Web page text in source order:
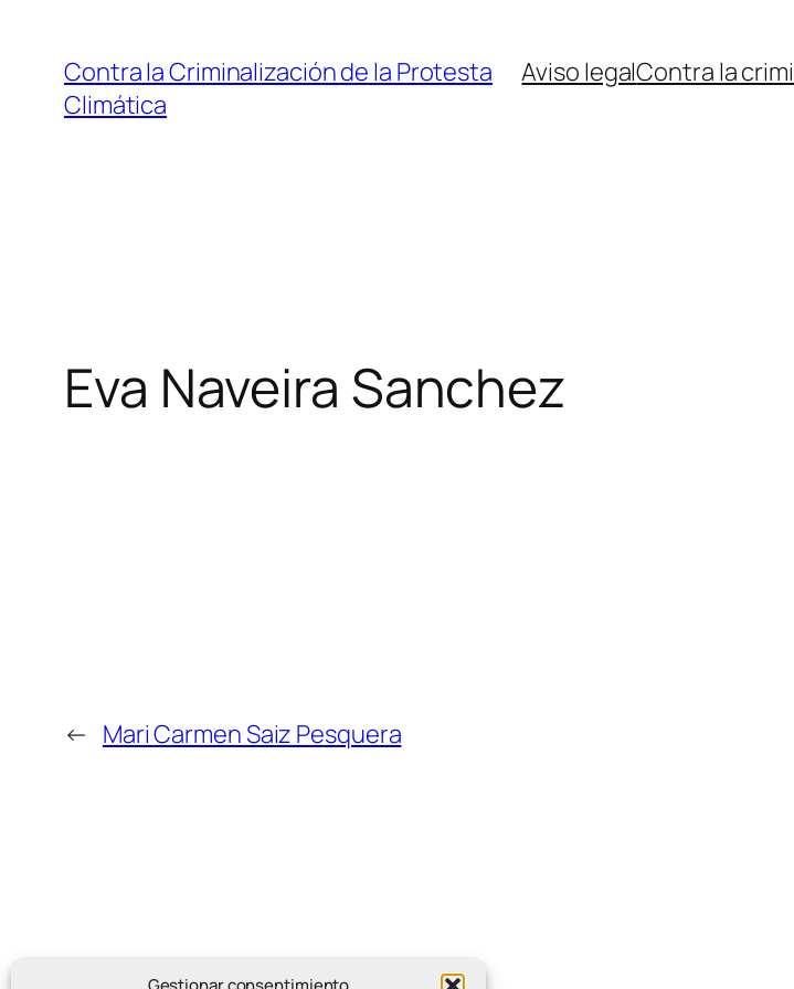
contenido
Contra la Criminalización de la Protesta
Climática
Aviso legalContra la
Eva Naveira Sanchez
← Mari Carmen Saiz Pesquera